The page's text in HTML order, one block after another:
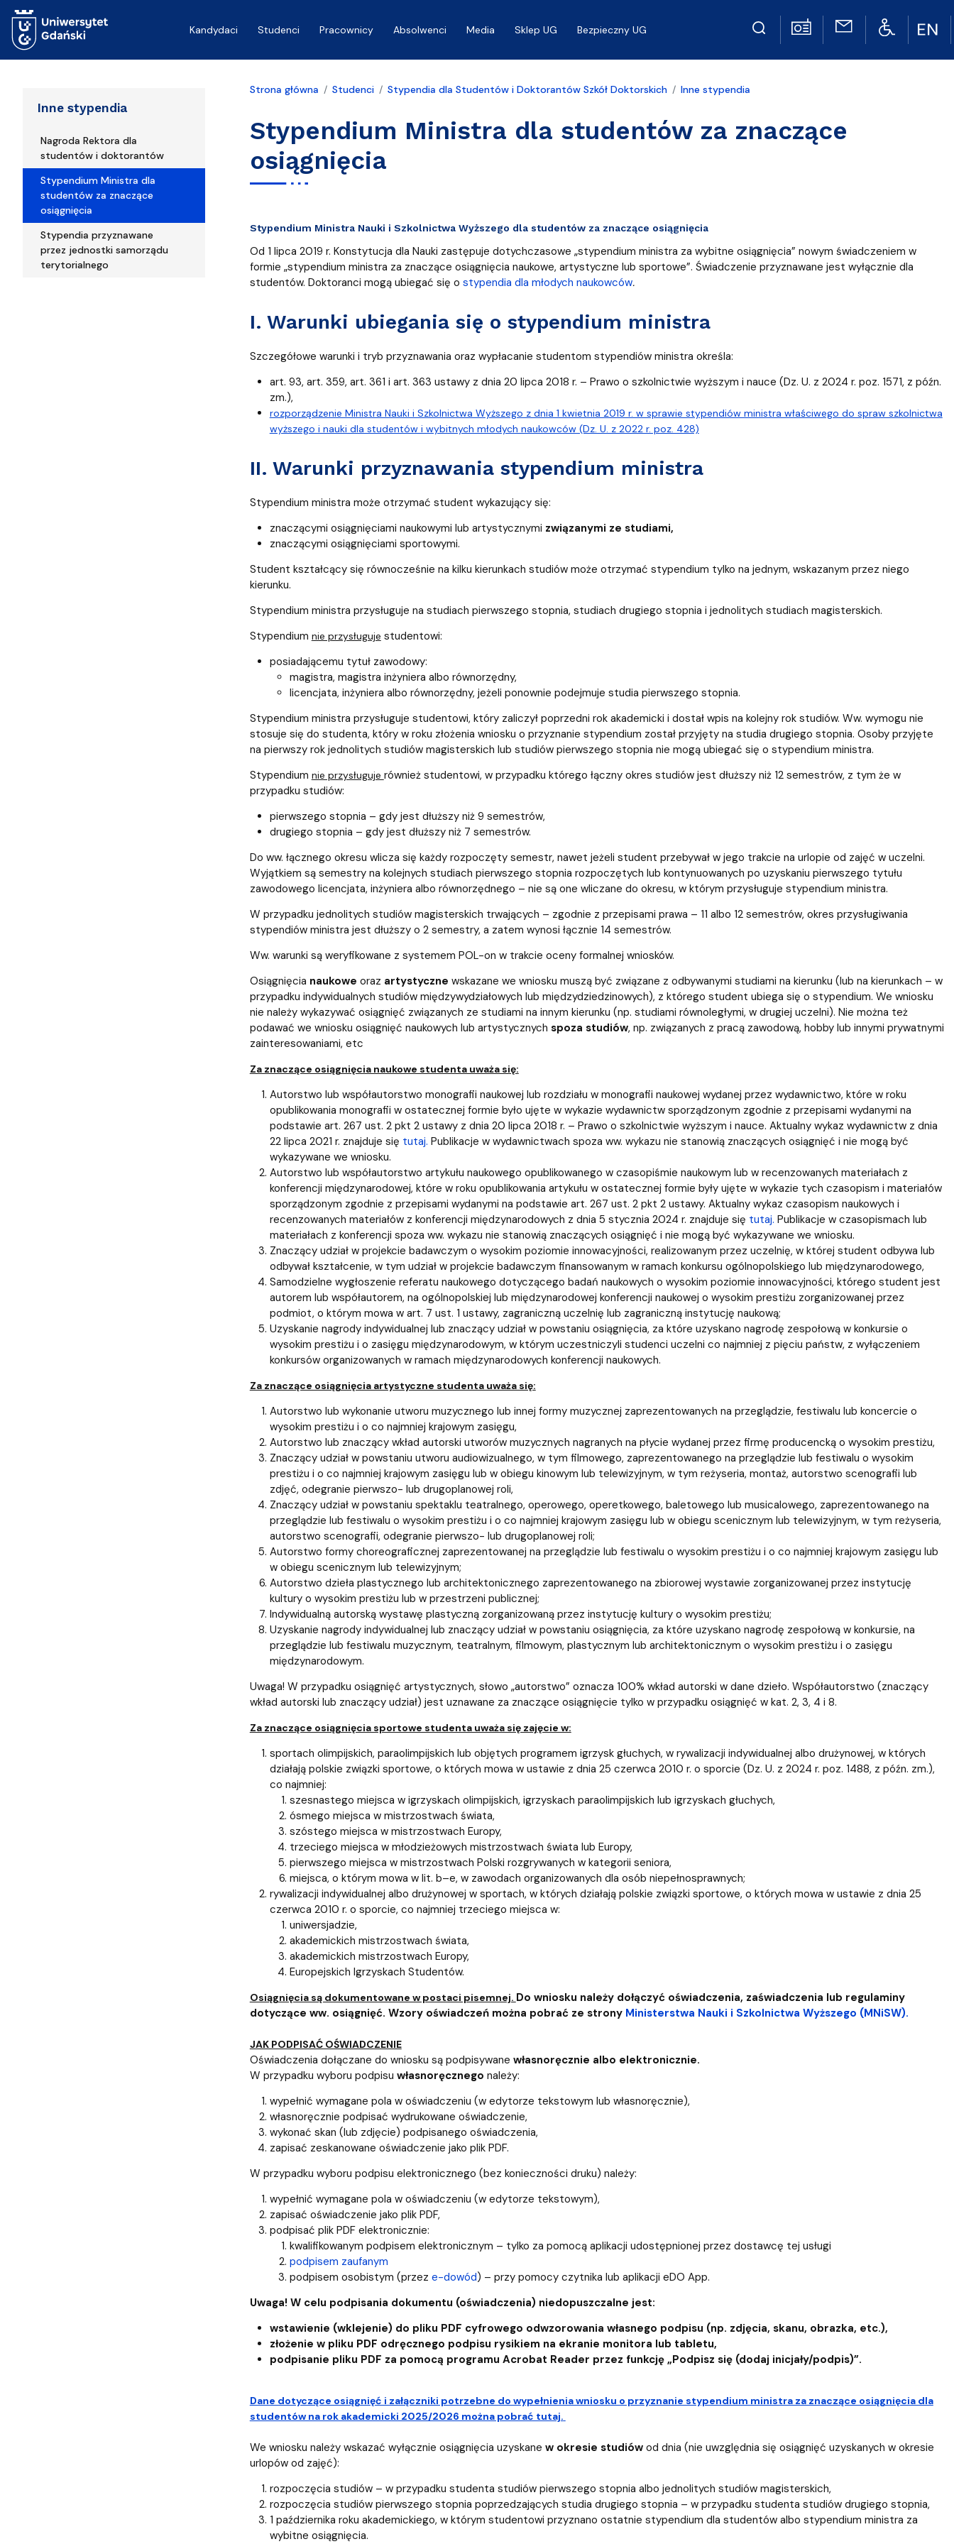
Kandydaci
Studenci Pracownicy Absolwenci Media Sklep UG Bezpieczny UG
Inne stypendia
Nagroda Rektora dla
studentów i doktorantów
Stypendium Ministra dla
studentów za znaczące
osiągnięcia
Stypendia przyznawane
przez jednostki samorządu
terytorialnego
Strona główna Studenci Stypendia dla Studentów i Doktorantów Szkół Doktorskich Inne stypendia
Stypendium Ministra dla studentów za znaczące
osiągnięcia
Stypendium Ministra Nauki i Szkolnictwa Wyższego dla studentów za znaczące osiągnięcia
Od 1 lipca 2019 r. Konstytucja dla Nauki zastępuje dotychczasowe „stypendium ministra za wybitne osiągnięcia” nowym świadczeniem w
formie „stypendium ministra za znaczące osiągnięcia naukowe, artystyczne lub sportowe”. Świadczenie przyznawane jest wyłącznie dla
studentów. Doktoranci mogą ubiegać się o stypendia dla młodych naukowców.
I. Warunki ubiegania się o stypendium ministra
Szczegółowe warunki i tryb przyznawania oraz wypłacanie studentom stypendiów ministra określa:
art. 93, art. 359, art. 361 i art. 363 ustawy z dnia 20 lipca 2018 r. – Prawo o szkolnictwie wyższym i nauce (Dz. U. z 2024 r. poz. 1571, z późn.
zm.),
rozporządzenie Ministra Nauki i Szkolnictwa Wyższego z dnia 1 kwietnia 2019 r. w sprawie stypendiów ministra właściwego do spraw szkolnictwa
wyższego i nauki dla studentów i wybitnych młodych naukowców (Dz. U. z 2022 r. poz. 428)
II. Warunki przyznawania stypendium ministra
Stypendium ministra może otrzymać student wykazujący się:
znaczącymi osiągnięciami naukowymi lub artystycznymi związanymi ze studiami,
znaczącymi osiągnięciami sportowymi.
Student kształcący się równocześnie na kilku kierunkach studiów może otrzymać stypendium tylko na jednym, wskazanym przez niego
kierunku.
Stypendium ministra przysługuje na studiach pierwszego stopnia, studiach drugiego stopnia i jednolitych studiach magisterskich.
Stypendium nie przysługuje studentowi:
posiadającemu tytuł zawodowy:
magistra, magistra inżyniera albo równorzędny,
licencjata, inżyniera albo równorzędny, jeżeli ponownie podejmuje studia pierwszego stopnia.
Stypendium ministra przysługuje studentowi, który zaliczył poprzedni rok akademicki i dostał wpis na kolejny rok studiów. Ww. wymogu nie
stosuje się do studenta, który w roku złożenia wniosku o przyznanie stypendium został przyjęty na studia drugiego stopnia. Osoby przyjęte
na pierwszy rok jednolitych studiów magisterskich lub studiów pierwszego stopnia nie mogą ubiegać się o stypendium ministra.
Stypendium nie przysługuje również studentowi, w przypadku którego łączny okres studiów jest dłuższy niż 12 semestrów, z tym że w
przypadku studiów:
pierwszego stopnia – gdy jest dłuższy niż 9 semestrów,
drugiego stopnia – gdy jest dłuższy niż 7 semestrów.
Do ww. łącznego okresu wlicza się każdy rozpoczęty semestr, nawet jeżeli student przebywał w jego trakcie na urlopie od zajęć w uczelni.
Wyjątkiem są semestry na kolejnych studiach pierwszego stopnia rozpoczętych lub kontynuowanych po uzyskaniu pierwszego tytułu
zawodowego licencjata, inżyniera albo równorzędnego – nie są one wliczane do okresu, w którym przysługuje stypendium ministra.
W przypadku jednolitych studiów magisterskich trwających – zgodnie z przepisami prawa – 11 albo 12 semestrów, okres przysługiwania
stypendiów ministra jest dłuższy o 2 semestry, a zatem wynosi łącznie 14 semestrów.
Ww. warunki są weryfikowane z systemem POL-on w trakcie oceny formalnej wniosków.
Osiągnięcia naukowe oraz artystyczne wskazane we wniosku muszą być związane z odbywanymi studiami na kierunku (lub na kierunkach – w
przypadku indywidualnych studiów międzywydziałowych lub międzydziedzinowych), z którego student ubiega się o stypendium. We wniosku
nie należy wykazywać osiągnięć związanych ze studiami na innym kierunku (np. studiami równoległymi, w drugiej uczelni). Nie można też
podawać we wniosku osiągnięć naukowych lub artystycznych spoza studiów, np. związanych z pracą zawodową, hobby lub innymi prywatnymi
zainteresowaniami, etc
Za znaczące osiągnięcia naukowe studenta uważa się:
Autorstwo lub współautorstwo monografii naukowej lub rozdziału w monografii naukowej wydanej przez wydawnictwo, które w roku
opublikowania monografii w ostatecznej formie było ujęte w wykazie wydawnictw sporządzonym zgodnie z przepisami wydanymi na
podstawie art. 267 ust. 2 pkt 2 ustawy z dnia 20 lipca 2018 r. – Prawo o szkolnictwie wyższym i nauce. Aktualny wykaz wydawnictw z dnia
22 lipca 2021 r. znajduje się tutaj. Publikacje w wydawnictwach spoza ww. wykazu nie stanowią znaczących osiągnięć i nie mogą być
wykazywane we wniosku.
Autorstwo lub współautorstwo artykułu naukowego opublikowanego w czasopiśmie naukowym lub w recenzowanych materiałach z
konferencji międzynarodowej, które w roku opublikowania artykułu w ostatecznej formie były ujęte w wykazie tych czasopism i materiałów
sporządzonym zgodnie z przepisami wydanymi na podstawie art. 267 ust. 2 pkt 2 ustawy. Aktualny wykaz czasopism naukowych i
recenzowanych materiałów z konferencji międzynarodowych z dnia 5 stycznia 2024 r. znajduje się tutaj. Publikacje w czasopismach lub
materiałach z konferencji spoza ww. wykazu nie stanowią znaczących osiągnięć i nie mogą być wykazywane we wniosku.
Znaczący udział w projekcie badawczym o wysokim poziomie innowacyjności, realizowanym przez uczelnię, w której student odbywa lub
odbywał kształcenie, w tym udział w projekcie badawczym finansowanym w ramach konkursu ogólnopolskiego lub międzynarodowego,
Samodzielne wygłoszenie referatu naukowego dotyczącego badań naukowych o wysokim poziomie innowacyjności, którego student jest
autorem lub współautorem, na ogólnopolskiej lub międzynarodowej konferencji naukowej o wysokim prestiżu zorganizowanej przez
podmiot, o którym mowa w art. 7 ust. 1 ustawy, zagraniczną uczelnię lub zagraniczną instytucję naukową;
Uzyskanie nagrody indywidualnej lub znaczący udział w powstaniu osiągnięcia, za które uzyskano nagrodę zespołową w konkursie o
wysokim prestiżu i o zasięgu międzynarodowym, w którym uczestniczyli studenci uczelni co najmniej z pięciu państw, z wyłączeniem
konkursów organizowanych w ramach międzynarodowych konferencji naukowych.
Za znaczące osiągnięcia artystyczne studenta uważa się:
Autorstwo lub wykonanie utworu muzycznego lub innej formy muzycznej zaprezentowanych na przeglądzie, festiwalu lub koncercie o
wysokim prestiżu i o co najmniej krajowym zasięgu,
Autorstwo lub znaczący wkład autorski utworów muzycznych nagranych na płycie wydanej przez firmę producencką o wysokim prestiżu,
Znaczący udział w powstaniu utworu audiowizualnego, w tym filmowego, zaprezentowanego na przeglądzie lub festiwalu o wysokim
prestiżu i o co najmniej krajowym zasięgu lub w obiegu kinowym lub telewizyjnym, w tym reżyseria, montaż, autorstwo scenografii lub
zdjęć, odegranie pierwszo- lub drugoplanowej roli,
Znaczący udział w powstaniu spektaklu teatralnego, operowego, operetkowego, baletowego lub musicalowego, zaprezentowanego na
przeglądzie lub festiwalu o wysokim prestiżu i o co najmniej krajowym zasięgu lub w obiegu scenicznym lub telewizyjnym, w tym reżyseria,
autorstwo scenografii, odegranie pierwszo- lub drugoplanowej roli;
Autorstwo formy choreograficznej zaprezentowanej na przeglądzie lub festiwalu o wysokim prestiżu i o co najmniej krajowym zasięgu lub
w obiegu scenicznym lub telewizyjnym;
Autorstwo dzieła plastycznego lub architektonicznego zaprezentowanego na zbiorowej wystawie zorganizowanej przez instytucję
kultury o wysokim prestiżu lub w przestrzeni publicznej;
Indywidualną autorską wystawę plastyczną zorganizowaną przez instytucję kultury o wysokim prestiżu;
Uzyskanie nagrody indywidualnej lub znaczący udział w powstaniu osiągnięcia, za które uzyskano nagrodę zespołową w konkursie, na
przeglądzie lub festiwalu muzycznym, teatralnym, filmowym, plastycznym lub architektonicznym o wysokim prestiżu i o zasięgu
międzynarodowym.
Uwaga! W przypadku osiągnięć artystycznych, słowo „autorstwo” oznacza 100% wkład autorski w dane dzieło. Współautorstwo (znaczący
wkład autorski lub znaczący udział) jest uznawane za znaczące osiągnięcie tylko w przypadku osiągnięć w kat. 2, 3, 4 i 8.
Za znaczące osiągnięcia sportowe studenta uważa się zajęcie w:
sportach olimpijskich, paraolimpijskich lub objętych programem igrzysk głuchych, w rywalizacji indywidualnej albo drużynowej, w których
działają polskie związki sportowe, o których mowa w ustawie z dnia 25 czerwca 2010 r. o sporcie (Dz. U. z 2024 r. poz. 1488, z późn. zm.),
co najmniej:
szesnastego miejsca w igrzyskach olimpijskich, igrzyskach paraolimpijskich lub igrzyskach głuchych,
ósmego miejsca w mistrzostwach świata,
szóstego miejsca w mistrzostwach Europy,
trzeciego miejsca w młodzieżowych mistrzostwach świata lub Europy,
pierwszego miejsca w mistrzostwach Polski rozgrywanych w kategorii seniora,
miejsca, o którym mowa w lit. b–e, w zawodach organizowanych dla osób niepełnosprawnych;
rywalizacji indywidualnej albo drużynowej w sportach, w których działają polskie związki sportowe, o których mowa w ustawie z dnia 25
czerwca 2010 r. o sporcie, co najmniej trzeciego miejsca w:
uniwersjadzie,
akademickich mistrzostwach świata,
akademickich mistrzostwach Europy,
Europejskich Igrzyskach Studentów.
Osiągnięcia są dokumentowane w postaci pisemnej. Do wniosku należy dołączyć oświadczenia, zaświadczenia lub regulaminy
dotyczące ww. osiągnięć. Wzory oświadczeń można pobrać ze stronyMinisterstwa Nauki i Szkolnictwa Wyższego (MNiSW).
JAK PODPISAĆ OŚWIADCZENIE
Oświadczenia dołączane do wniosku są podpisywane własnoręcznie albo elektronicznie.
W przypadku wyboru podpisu własnoręcznego należy:
wypełnić wymagane pola w oświadczeniu (w edytorze tekstowym lub własnoręcznie),
własnoręcznie podpisać wydrukowane oświadczenie,
wykonać skan (lub zdjęcie) podpisanego oświadczenia,
zapisać zeskanowane oświadczenie jako plik PDF.
W przypadku wyboru podpisu elektronicznego (bez konieczności druku) należy:
wypełnić wymagane pola w oświadczeniu (w edytorze tekstowym),
zapisać oświadczenie jako plik PDF,
podpisać plik PDF elektronicznie:
kwalifikowanym podpisem elektronicznym – tylko za pomocą aplikacji udostępnionej przez dostawcę tej usługi
podpisem zaufanym
podpisem osobistym (przez e-dowód) – przy pomocy czytnika lub aplikacji eDO App.
Uwaga! W celu podpisania dokumentu (oświadczenia) niedopuszczalne jest:
wstawienie (wklejenie) do pliku PDF cyfrowego odwzorowania własnego podpisu (np. zdjęcia, skanu, obrazka, etc.),
złożenie w pliku PDF odręcznego podpisu rysikiem na ekranie monitora lub tabletu,
podpisanie pliku PDF za pomocą programu Acrobat Reader przez funkcję „Podpisz się (dodaj inicjały/podpis)”.
Dane dotyczące osiągnięć i załączniki potrzebne do wypełnienia wniosku o przyznanie stypendium ministra za znaczące osiągnięcia dla
studentów na rok akademicki 2025/2026 można pobrać tutaj.
We wniosku należy wskazać wyłącznie osiągnięcia uzyskane w okresie studiówod dnia (nie uwzględnia się osiągnięć uzyskanych w okresie
urlopów od zajęć):
rozpoczęcia studiów – w przypadku studenta studiów pierwszego stopnia albo jednolitych studiów magisterskich,
rozpoczęcia studiów pierwszego stopnia poprzedzających studia drugiego stopnia – w przypadku studenta studiów drugiego stopnia,
1 października roku akademickiego, w którym studentowi przyznano ostatnie stypendium dla studentów albo stypendium ministra za
wybitne osiągnięcia.